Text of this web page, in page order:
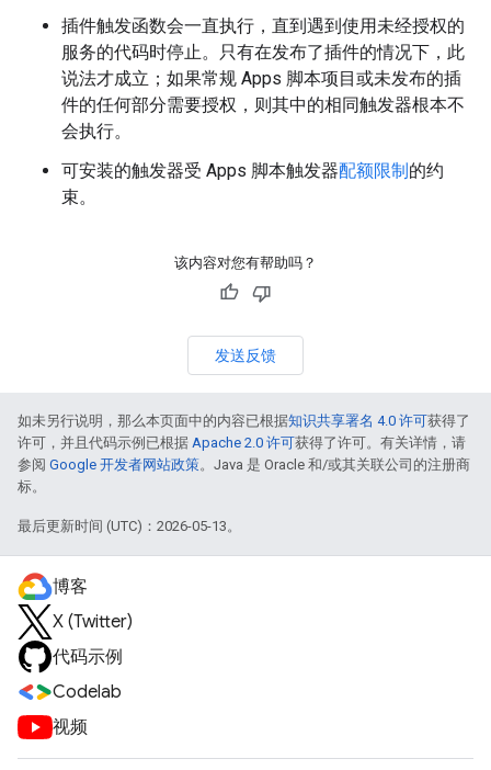
插件触发函数会一直执行，直到遇到使用未经授权的
服务的代码时停止。只有在发布了插件的情况下，此
说法才成立；如果常规 Apps 脚本项目或未发布的插
件的任何部分需要授权，则其中的相同触发器根本不
会执行。
可安装的触发器受 Apps 脚本触发器配额限制的约
束。
该内容对您有帮助吗？
发送反馈
如未另行说明，那么本页面中的内容已根据知识共享署名 4.0 许可获得了
许可，并且代码示例已根据 Apache 2.0 许可获得了许可。有关详情，请
参阅 Google 开发者网站政策。Java 是 Oracle 和/或其关联公司的注册商
标。
最后更新时间 (UTC)：2026-05-13。
博客
X (Twitter)
代码示例
Codelab
视频